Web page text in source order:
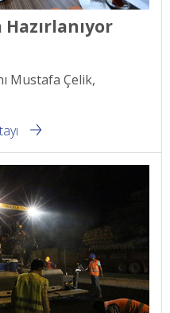
Hazırlanıyor
Mustafa Çelik,